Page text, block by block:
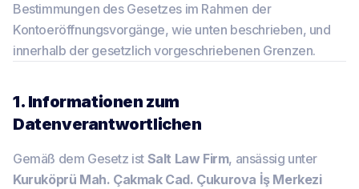
Bestimmungen des Gesetzes im Rahmen der
Kontoeröffnungsvorgänge, wie unten beschrieben, und
innerhalb der gesetzlich vorgeschriebenen Grenzen.
1. Informationen zum
Datenverantwortlichen
Gemäß dem Gesetz ist Salt Law Firm, ansässig unter
Kuruköprü Mah. Çakmak Cad. Çukurova İş Merkezi